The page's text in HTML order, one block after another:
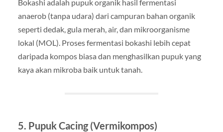
Bokashi adalah pupuk organik hasil fermentasi
anaerob (tanpa udara) dari campuran bahan organik
seperti dedak, gula merah, air, dan mikroorganisme
lokal (MOL). Proses fermentasi bokashi lebih cepat
daripada kompos biasa dan menghasilkan pupuk yang
kaya akan mikroba baik untuk tanah.
5. Pupuk Cacing (Vermikompos)